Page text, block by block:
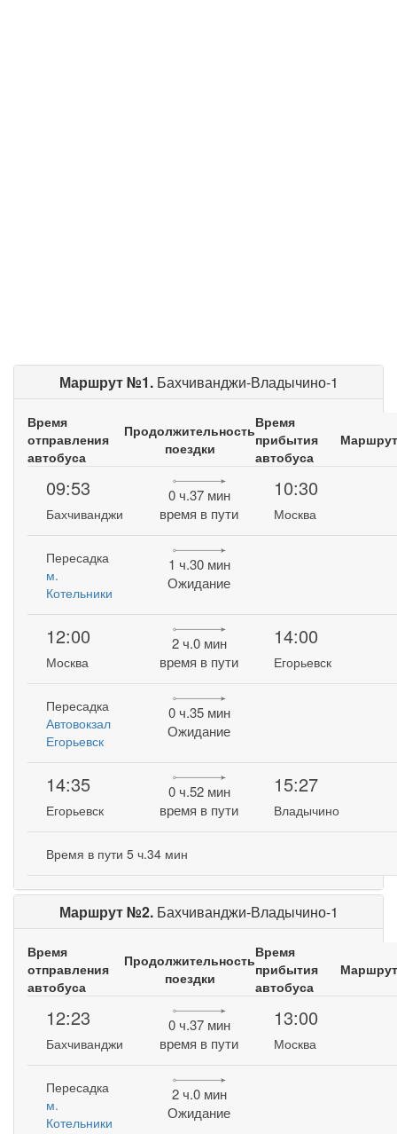
Маршрут №1. Бахчиванджи-Владычино-1
Время
отправления
автобуса
Продолжительность
поездки
Время
прибытия
автобуса
Маршрут
09:53
Бахчиванджи
0 ч.37 мин
время в пути
10:30
Москва
Пересадка
м.
Котельники
1 ч.30 мин
Ожидание
12:00
Москва
2 ч.0 мин
время в пути
14:00
Егорьевск
Пересадка
Автовокзал
Егорьевск
0 ч.35 мин
Ожидание
14:35
Егорьевск
0 ч.52 мин
время в пути
15:27
Владычино
Время в пути 5 ч.34 мин
Маршрут №2. Бахчиванджи-Владычино-1
Время
отправления
автобуса
Продолжительность
поездки
Время
прибытия
автобуса
Маршрут
12:23
Бахчиванджи
0 ч.37 мин
время в пути
13:00
Москва
Пересадка
м.
Котельники
2 ч.0 мин
Ожидание